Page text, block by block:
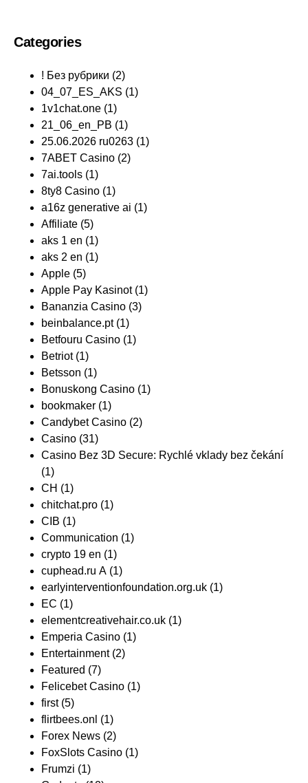
Categories
! Без рубрики (2)
04_07_ES_AKS (1)
1v1chat.one (1)
21_06_en_PB (1)
25.06.2026 ru0263 (1)
7ABET Casino (2)
7ai.tools (1)
8ty8 Casino (1)
a16z generative ai (1)
Affiliate (5)
aks 1 en (1)
aks 2 en (1)
Apple (5)
Apple Pay Kasinot(1)
Bananzia Casino (3)
beinbalance.pt(1)
Betfouru Casino (1)
Betriot(1)
Betsson (1)
Bonuskong Casino (1)
bookmaker (1)
Candybet Casino (2)
Casino (31)
Casino Bez 3D Secure: Rychlé vklady bez čekání
(1)
CH (1)
chitchat.pro (1)
CIB (1)
Communication (1)
crypto 19 en (1)
cuphead.ru A (1)
earlyinterventionfoundation.org.uk (1)
EC (1)
elementcreativehair.co.uk (1)
Emperia Casino (1)
Entertainment(2)
Featured (7)
Felicebet Casino (1)
first(5)
flirtbees.onl (1)
Forex News (2)
FoxSlots Casino (1)
Frumzi (1)